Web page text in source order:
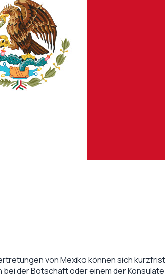
vonMexikokönnen sich
der Botschaft oder einem der